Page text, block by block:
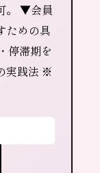
。 ▼会員
ための具
停滞期を
実践法 ※